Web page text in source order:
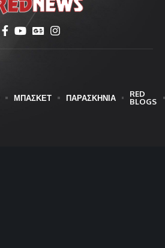
ΜΠΑΣΚΕΤ ΠΑΡΑΣΚΗΝΙΑ
RED
BLOGS